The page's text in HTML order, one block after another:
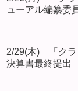
ューアル編纂委
2/29(木) 「クラ
決算書最終提出